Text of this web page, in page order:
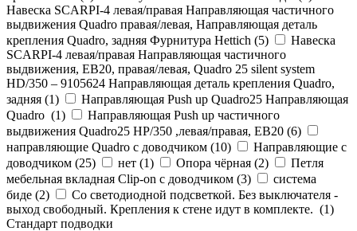
Навеска SCARPI-4 левая/правая Направляющая частичного
выдвижения Quadro правая/левая, Направляющая деталь
крепления Quadro, задняя Фурнитура Hettich (5)
Навеска
SCARPI-4 левая/правая Направляющая частичного
выдвижения, ЕВ20, правая/левая, Quadro 25 silent system
HD/350 – 9105624 Направляющая деталь крепления Quadro,
задняя (1)
Направляющая Push up Quadro25 Направляющая
Quadro (1)
Направляющая Push up частичного
выдвижения Quadro25 НР/350 ,левая/правая, ЕВ20 (6)
направляющие Quadro с доводчиком (10)
Направляющие с
доводчиком (25) нет (1) Опора чёрная (2)
Петля
мебельная вкладная Clip-on с доводчиком (3)
система
биде (2)
Со светодиодной подсветкой. Без выключателя -
выход свободный. Крепления к стене идут в комплекте. (1)
Стандарт подводки